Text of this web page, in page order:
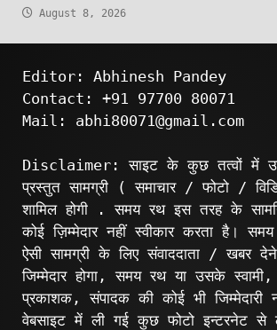
August 8, 2026
Editor: Abhinesh Pandey
Contact: +91 97700 80071
Mail: abhi80071@gmail.com
Disclaimer: साइट के कुछ तत्वों में
प्रस्तुत सामग्री ( समाचार / फोटो /
शामिल होगी . समय रथ इस तरह के
कोई ज़िम्मेदार नहीं स्वीकार करता है।
ऐसी सामग्री के लिए संवाददाता / खबर
जिम्मेदार होगा, समय रथ या उसके
प्रकाशक, संपादक की कोई भी जिम्मेदारी
वेबसाइट में ली गई कुछ फोटो इन्टरनेट से